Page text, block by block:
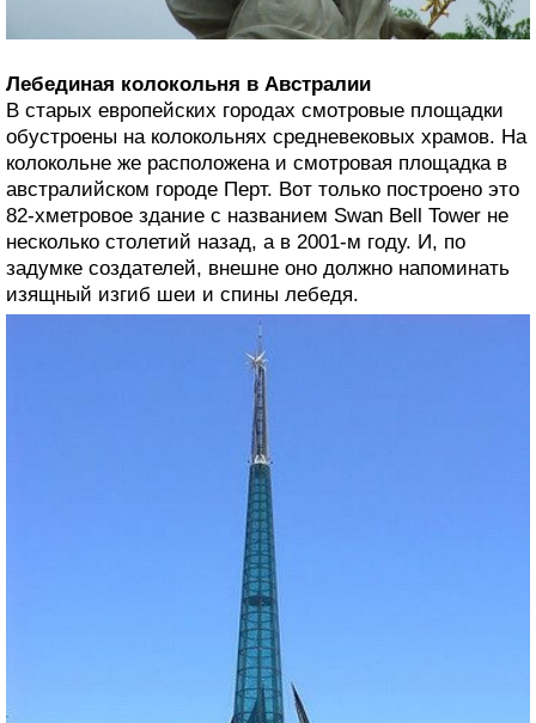
Лебединая колокольня в Австралии
В старых европейских городах смотровые площадки
обустроены на колокольнях средневековых храмов. На
колокольне же расположена и смотровая площадка в
австралийском городе Перт. Вот только построено это
82-хметровое здание с названием Swan Bell Tower не
несколько столетий назад, а в 2001-м году. И, по
задумке создателей, внешне оно должно напоминать
изящный изгиб шеи и спины лебедя.